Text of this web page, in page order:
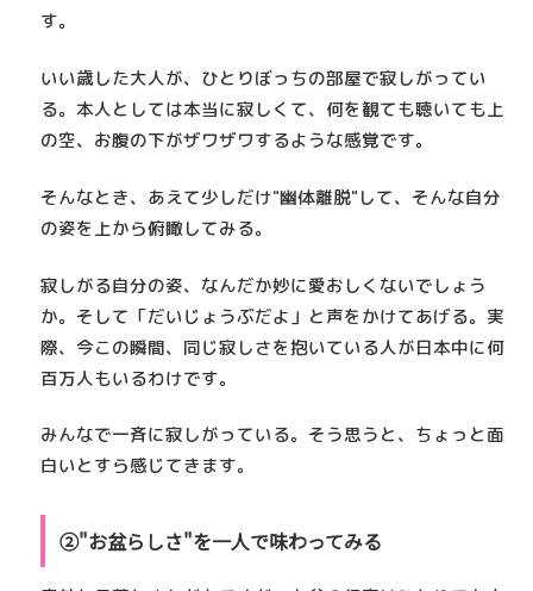
す。
いい歳した大人が、ひとりぼっちの部屋で寂しがってい
る。本人としては本当に寂しくて、何を観ても聴いても上
の空、お腹の下がザワザワするような感覚です。
そんなとき、 あえて少しだけ"幽体離脱"して、そんな自分
の姿を上から俯瞰してみる。
寂しがる自分の姿、なんだか妙に愛おしくないでしょう
か。そして「だいじょうぶだよ」と声をかけてあげる。実
際、今この瞬間、同じ寂しさを抱いている人が日本中に何
百万人もいるわけです。
みんなで一斉に寂しがっている。そう思うと、ちょっと面
白いとすら感じてきます。
②"お盆らしさ"を一人で味わってみる